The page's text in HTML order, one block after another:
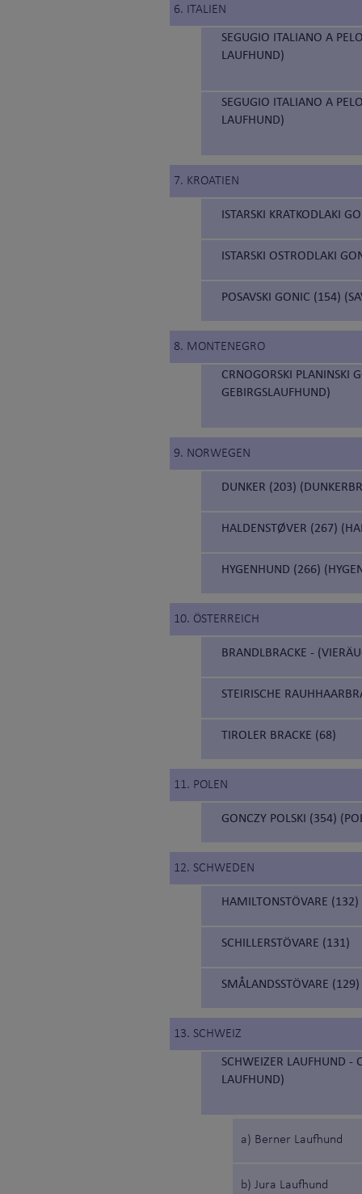
6. ITALIEN
SEGUGIO ITALIANO A
LAUFHUND)
SEGUGIO ITALIANO A
LAUFHUND)
7. KROATIEN
ISTARSKI KRATKODLAKI
ISTARSKI OSTRODLAKI
POSAVSKI GONIC (154)
8. MONTENEGRO
CRNOGORSKI PLANINSKI
GEBIRGSLAUFHUND)
9. NORWEGEN
DUNKER (203)
HALDENSTØVER (267)
HYGENHUND (266)
10. ÖSTERREICH
BRANDLBRACKE -
STEIRISCHE
TIROLER BRACKE (68)
11. POLEN
GONCZY POLSKI (354)
12. SCHWEDEN
HAMILTONSTÖVARE (132)
SCHILLERSTÖVARE (131)
SMÅLANDSSTÖVARE (129)
13. SCHWEIZ
SCHWEIZER LAUFHUND -
LAUFHUND)
a) Berner Laufhund
b) Jura Laufhund